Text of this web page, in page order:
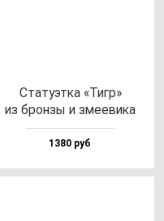
Ста­ту­эт­ка «Тигр»
из брон­зы и зме­еви­ка
1380 руб